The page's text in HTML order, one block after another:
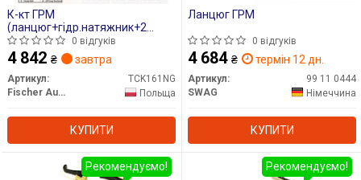
К-кт ГРМ
(ланцюг+гідр.натяжник+2
лижі) DB A-class (W169) - A 150
(169.031,169.331) 04-/B-class
W245 05-11
0 відгуків
4 842 ₴ завтра
Артикул:
TCK161NG
Fischer Automotive One (FA1)
Польща
КУПИТИ
Ланцюг ГРМ
0 відгуків
4 684 ₴ термін 12 дн.
Артикул:
99 11 0444
SWAG
Німеччина
КУПИТИ
Рекомендуємо! Рекомендуємо!